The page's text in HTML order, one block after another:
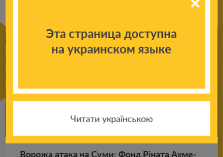
Во­ро­жа атака на Суми: Фонд Ріната Ах­ме­
Эта страница доступна
на украинском языке
Читати українською